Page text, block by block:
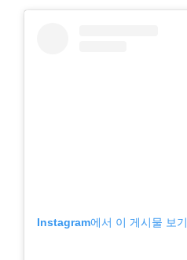
Instagram에서 이 게시물 보기